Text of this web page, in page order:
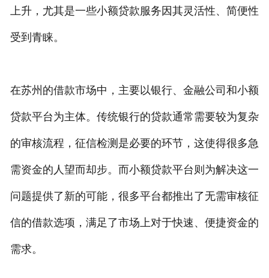
上升，尤其是一些小额贷款服务因其灵活性、简便性
受到青睐。
在苏州的借款市场中，主要以银行、金融公司和小额
贷款平台为主体。传统银行的贷款通常需要较为复杂
的审核流程，征信检测是必要的环节，这使得很多急
需资金的人望而却步。而小额贷款平台则为解决这一
问题提供了新的可能，很多平台都推出了无需审核征
信的借款选项，满足了市场上对于快速、便捷资金的
需求。